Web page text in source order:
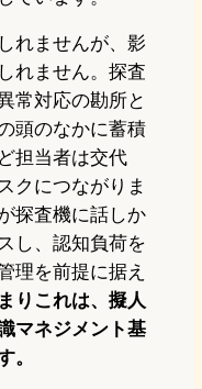
れませんが、影
れません。探査
常対応の勘所と
頭のなかに蓄積
担当者は交代
クにつながりま
探査機に話しか
し、認知負荷を
理を前提に据え
りこれは、擬人
マネジメント基
。